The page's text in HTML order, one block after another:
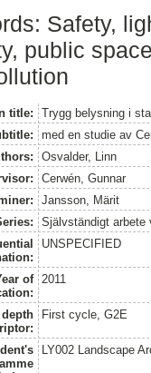
Safety,
public
title:
Trygg belysning i
med en studie av
Osvalder, Linn
Cerwén, Gunnar
Jansson, Märit
Självständigt arbete
UNSPECIFIED
of
2011
First cycle, G2E
LY002 Landscape